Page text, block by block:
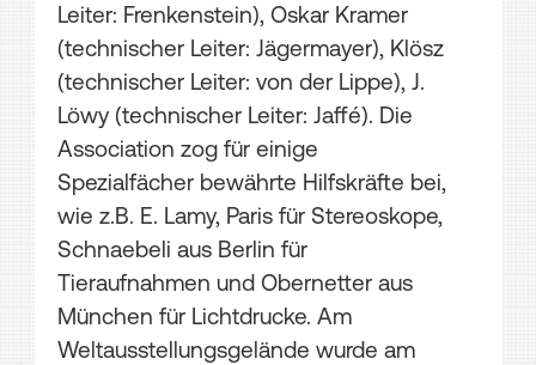
Leiter: Frenkenstein), Oskar Kramer
(technischer Leiter: Jägermayer), Klösz
(technischer Leiter: von der Lippe), J.
Löwy (technischer Leiter: Jaffé). Die
Association zog für einige
Spezialfächer bewährte Hilfskräfte bei,
wie z.B. E. Lamy, Paris für Stereoskope,
Schnaebeli aus Berlin für
Tieraufnahmen und Obernetter aus
München für Lichtdrucke. Am
Weltausstellungsgelände wurde am